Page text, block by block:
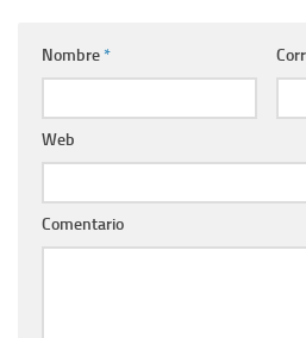
Nombre*
Web
Comentario